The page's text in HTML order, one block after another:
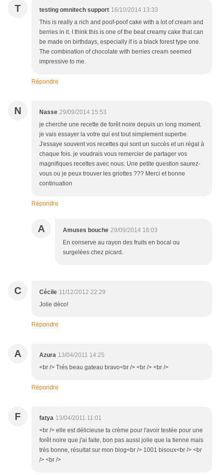
T testing omnitech support 16/10/2014 13:33
This is really a rich and poof-poof cake with a lot of cream and
berries in it. I think this is one of the beat creamy cake that can
be made on birthdays, especially if is a black forest type one.
The combination of chocolate with berries cream seemed
impressive to me.
Répondre
N Nasse 29/09/2014 15:53
je cherche une recette de forêt noire depuis un long moment.
je vais essayer la votre qui est tout simplement superbe.
J'essaye souvent vos recettes qui sont un succès et un régal à
chaque fois. je voudrais vous remercier de partager vos
magnifiques recettes avec nous. Une petite question saurez-
vous ou je peux trouver les griottes ??? Merci et bonne
continuation
Répondre
A Amuses bouche 29/09/2014 16:03
En conserve au rayon des fruits en bocal ou
surgelées chez picard.
C Cécile 11/12/2012 22:29
Jolie déco!
Répondre
A Azura 13/04/2011 14:25
<br /> Trés beau gateau bravo<br /> <br /> <br />
Répondre
F fatya 13/04/2011 11:01
<br /> elle est délicieuse ta crème pour l'avoir testée pour une
forêt noire que j'ai faite, bon pas aussi jolie que la tienne mais
très bonne, résultat sur mon blog<br /> 1001 bisoux<br /> <br
/> <br />